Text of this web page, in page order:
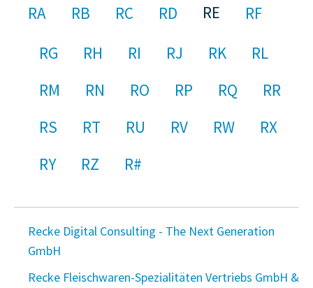
RA RB RC RD RE
RF
RG
RH RI RJ RK
RL
RM
RN RO RP RQ
RR
RS
RT RU RV RW
RX
RY
RZ R#
Recke Digital Consulting - The Next Generation
GmbH
Recke Fleischwaren-Spezialitäten Vertriebs GmbH &